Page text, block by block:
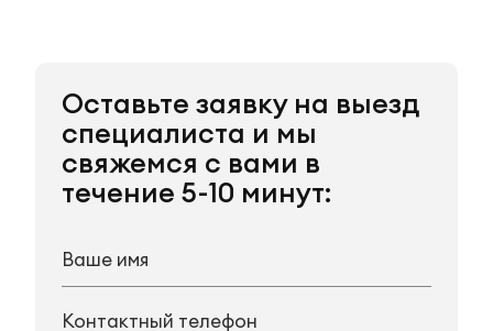
Оставьте заявку на выезд
специалиста и мы
свяжемся с вами в
течение 5-10 минут: